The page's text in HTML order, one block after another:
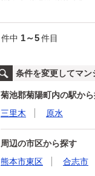
件中 1～5件目
条件を変更してマン
菊池郡菊陽町内の駅か
三里木
原水
周辺の市区から探す
熊本市東区
合志市